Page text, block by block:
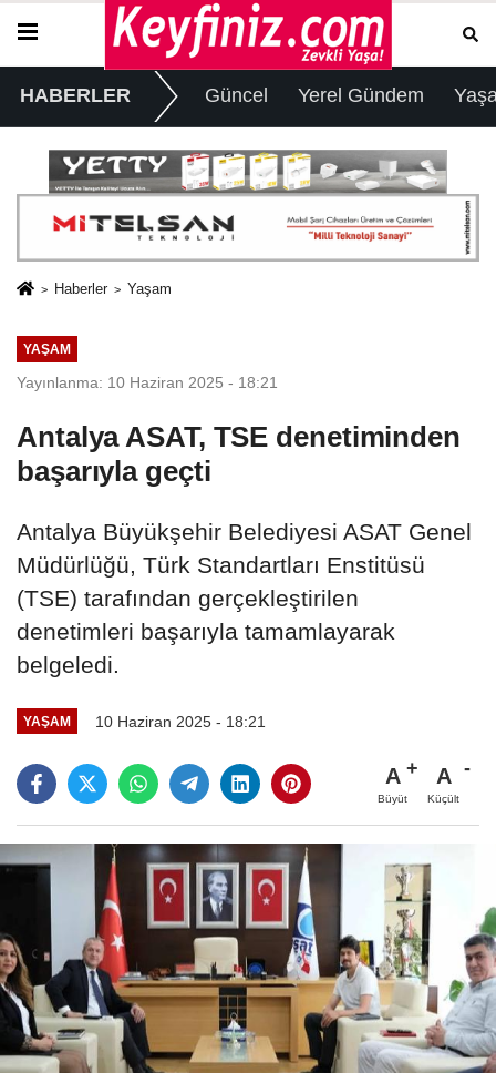
HABERLER Güncel Yerel Gündem
Haberler Yaşam
YAŞAM
Yayınlanma: 10 Haziran 2025 - 18:21
Antalya ASAT, TSE denetiminden
başarıyla geçti
Antalya Büyükşehir Belediyesi ASAT Genel
Müdürlüğü, Türk Standartları Enstitüsü
(TSE) tarafından gerçekleştirilen
denetimleri başarıyla tamamlayarak
belgeledi.
YAŞAM 10 Haziran 2025 - 18:21
A
Büyüt
A
Küçült